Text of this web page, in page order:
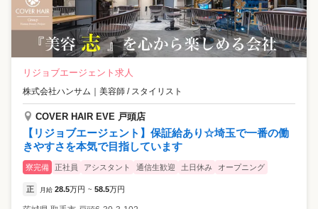
リジョブエージェント求人
株式会社ハンサム 美容師 / スタイリスト
COVER HAIR EVE 戸頭店
【リジョブエージェント】保証給あり☆埼玉で一番の働
きやすさを本気で目指しています
寮完備 正社員 アシスタント 通信生歓迎 土日休み オープニング
正 月給 28.5万円 ~ 58.5万円